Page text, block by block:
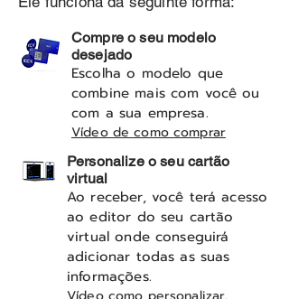
Compre o seu modelo
desejado
Escolha o modelo que
combine mais com você ou
com a sua empresa.
Vídeo de como comprar
Personalize o seu cartão
virtual
Ao receber, você terá acesso
ao editor do seu cartão
virtual onde conseguirá
adicionar todas as suas
informações.